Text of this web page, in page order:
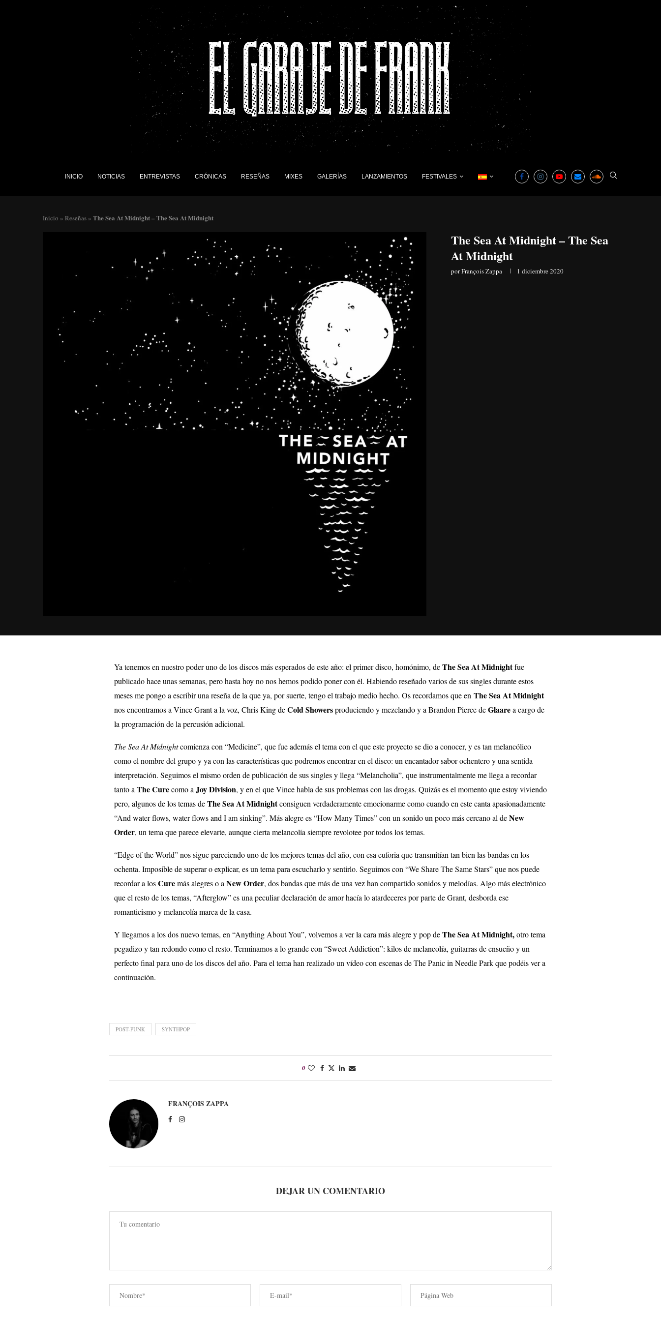
INICIO NOTICIAS ENTREVISTAS CRÓNICAS RESEÑAS MIXES GALERÍAS LANZAMIENTOS FESTIVALES
Inicio » Reseñas » The Sea At Midnight – The Sea At Midnight
The Sea At Midnight – The Sea
At Midnight
porFrançois Zappa 1 diciembre 2020
Ya tenemos en nuestro poder uno de los discos más esperados de este año: el primer disco, homónimo, deThe Sea At Midnightfue
publicado hace unas semanas, pero hasta hoy no nos hemos podido poner con él. Habiendo reseñado varios de sus singles durante estos
meses me pongo a escribir una reseña de la que ya, por suerte, tengo el trabajo medio hecho. Os recordamos que en The Sea At Midnight
nos encontramos a Vince Grant a la voz, Chris King deCold Showersproduciendo y mezclando y a Brandon Pierce deGlaarea cargo de
la programación de la percusión adicional.
The Sea At Midnightcomienza con “Medicine”, que fue además el tema con el que este proyecto se dio a conocer, y es tan melancólico
como el nombre del grupo y ya con las características que podremos encontrar en el disco: un encantador sabor ochentero y una sentida
interpretación. Seguimos el mismo orden de publicación de sus singles y llega “Melancholia”, que instrumentalmente me llega a recordar
tanto a The Curecomo a Joy Division, y en el que Vince habla de sus problemas con las drogas. Quizás es el momento que estoy viviendo
pero, algunos de los temas deThe Sea At Midnightconsiguen verdaderamente emocionarme como cuando en este canta apasionadamente
“And water flows, water flows and I am sinking”. Más alegre es “How Many Times” con un sonido un poco más cercano al deNew
Order, un tema que parece elevarte, aunque cierta melancolía siempre revolotee por todos los temas.
“Edge of the World” nos sigue pareciendo uno de los mejores temas del año, con esa euforia que transmitían tan bien las bandas en los
ochenta. Imposible de superar o explicar, es un tema para escucharlo y sentirlo. Seguimos con “We Share The Same Stars” que nos puede
recordar a losCuremás alegres o a New Order, dos bandas que más de una vez han compartido sonidos y melodías. Algo más electrónico
que el resto de los temas, “Afterglow” es una peculiar declaración de amor hacía lo atardeceres por parte de Grant, desborda ese
romanticismo y melancolía marca de la casa.
Y llegamos a los dos nuevo temas, en “Anything About You”, volvemos a ver la cara más alegre y pop deThe Sea At Midnight,otro tema
pegadizo y tan redondo como el resto. Terminamos a lo grande con “Sweet Addiction”: kilos de melancolía, guitarras de ensueño y un
perfecto final para uno de los discos del año. Para el tema han realizado un vídeo con escenas de The Panic in Needle Park que podéis ver a
continuación.
POST-PUNK SYNTHPOP
0
FRANÇOIS ZAPPA
DEJAR UN COMENTARIO